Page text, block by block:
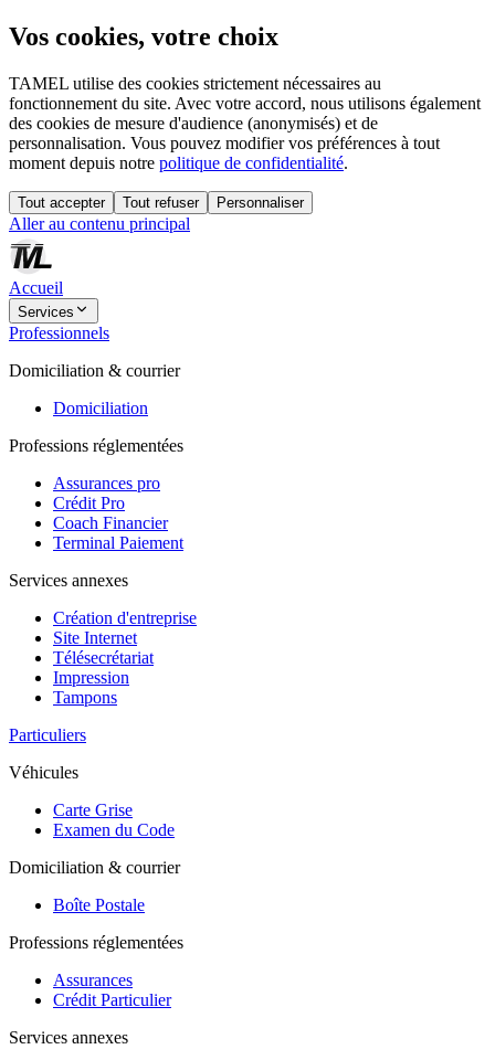
Vos cookies, votre choix
TAMEL utilise des cookies strictement nécessaires au
fonctionnement du site. Avec votre accord, nous utilisons également
des cookies de mesure d'audience (anonymisés) et de
personnalisation. Vous pouvez modifier vos préférences à tout
moment depuis notre politique de confidentialité.
Tout accepter Tout refuser Personnaliser
Aller au contenu principal
Accueil
Services
Professionnels
Domiciliation & courrier
Domiciliation
Professions réglementées
Assurances pro
Crédit Pro
Coach Financier
Terminal Paiement
Services annexes
Création d'entreprise
Site Internet
Télésecrétariat
Impression
Tampons
Particuliers
Véhicules
Carte Grise
Examen du Code
Domiciliation & courrier
Boîte Postale
Professions réglementées
Assurances
Crédit Particulier
Services annexes